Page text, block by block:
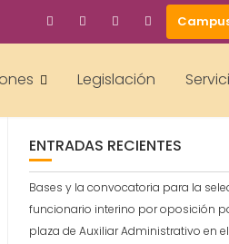
Legislación
ENTRADAS RECIENTES
Bases y la convocatoria para la
funcionario interino por oposición
plaza de Auxiliar Administrativo en el